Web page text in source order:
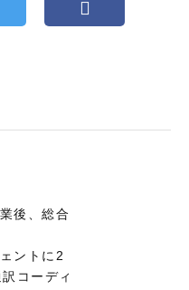
後、総合
ントに2
コーディ